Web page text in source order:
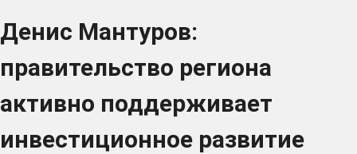
Денис Мантуров:
правительство региона
активно поддерживает
инвестиционное развитие